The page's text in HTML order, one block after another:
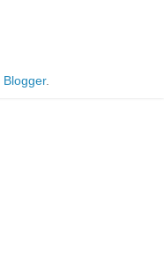
Blogger.